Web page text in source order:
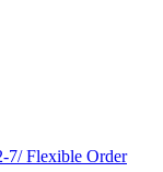
Flexible Order